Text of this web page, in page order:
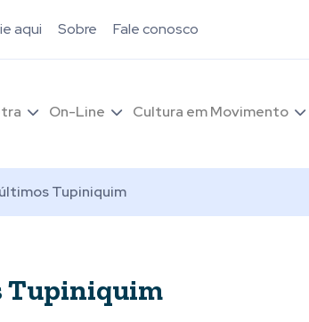
aqui Sobre Fale conosco
On-Line Cultura em Movimento
Tupiniquim
Tupiniquim